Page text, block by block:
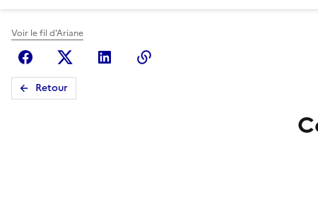
Voir le fil d'Ariane
FacebookX (anciennement Twitter)
Linkedin
Retour